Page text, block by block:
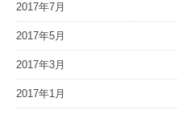
2017年7月
2017年5月
2017年3月
2017年1月